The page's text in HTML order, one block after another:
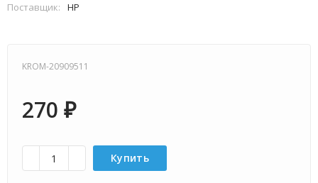
Поставщик:
HP
KROM-20909511
270 ₽
Купить